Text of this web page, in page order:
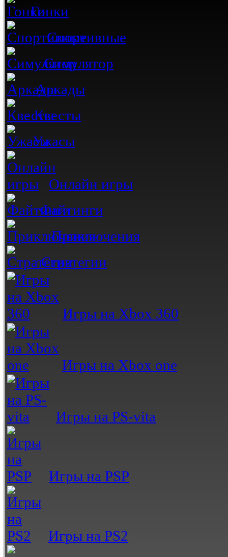
Гонки
Спортивные
Симулятор
Аркады
Квесты
Ужасы
Онлайн игры
Файтинги
Приключения
Стратегии
Игры на Xbox 360
Игры на Xbox one
Игры на PS-vita
Игры на PSP
Игры на PS2